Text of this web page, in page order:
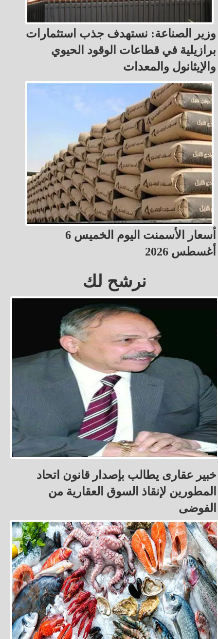
وزير الصناعة: نستهدف جذب استثمارات
برازيلية في قطاعات الوقود الحيوي
والإيثانول والمعدات
أسعار الأسمنت اليوم الخميس 6
أغسطس 2026
نرشح لك
خبير عقارى يطالب بإصدار قانون اتحاد
المطورين لإنقاذ السوق العقارية من
الفوضى